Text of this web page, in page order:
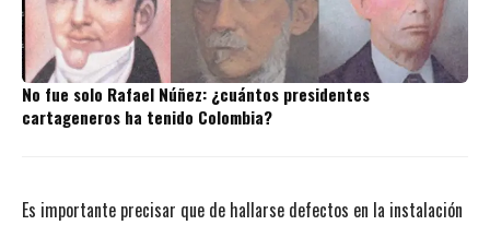
No fue solo Rafael Núñez: ¿cuántos presidentes
cartageneros ha tenido Colombia?
Es importante precisar que de hallarse defectos en la instalación